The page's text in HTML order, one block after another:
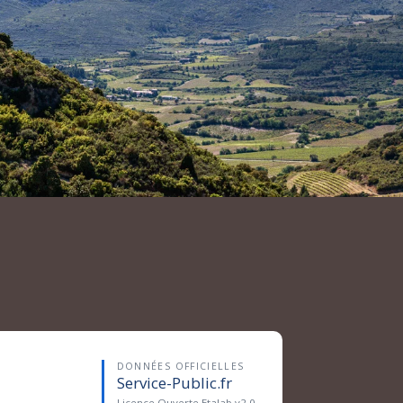
DONNÉES OFFICIELLES
Service-Public.fr